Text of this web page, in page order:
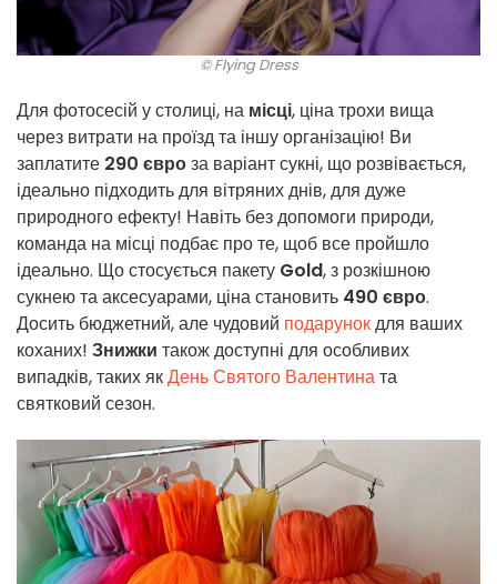
© Flying Dress
Для фотосесій у столиці, на місці, ціна трохи вища
через витрати на проїзд та іншу організацію! Ви
заплатите 290 євроза варіант сукні, що розвівається,
ідеально підходить для вітряних днів, для дуже
природного ефекту! Навіть без допомоги природи,
команда на місці подбає про те, щоб все пройшло
ідеально. Що стосується пакету Gold, з розкішною
сукнею та аксесуарами, ціна становить 490 євро.
Досить бюджетний, але чудовий подарунокдля ваших
коханих! Знижки також доступні для особливих
випадків, таких якДень Святого Валентината
святковий сезон.